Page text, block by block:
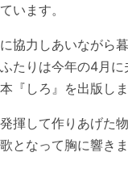
います。
協力しあいながら
たりは今年の4月
『しろ』を出版しま
揮して作りあげた
となって胸に響きま